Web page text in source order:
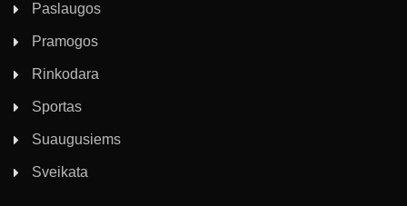
Paslaugos
Pramogos
Rinkodara
Sportas
Suaugusiems
Sveikata